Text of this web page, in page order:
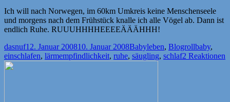
Ich will nach Norwegen, im 60km Umkreis keine Menschenseele
und morgens nach dem Frühstück knalle ich alle Vögel ab. Dann ist
endlich Ruhe. RUUUHHHHEEEEÄÄÄHHH!
Autor
dasnufVeröffentlicht
am
12. Januar 200810. Januar 2008Kategorien
Babyleben, Blogrollbaby,
einschlafen, lärmempfindlichkeit, ruhe, säugling, schlaf2 Reaktionen